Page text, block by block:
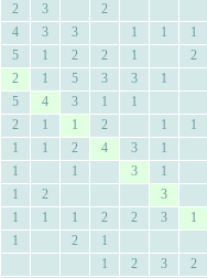
2 3
2
4 3 3 1 1
1
5 1 2 2 1
2
2 1 5 3 3
1
5 4 3 1
1
2 1 1 2 1
1
1 1 2 4 3
1
1 1 3
1
1 2
3
1 1 1 2 2 3
1
1 2
1
1 2 3
2